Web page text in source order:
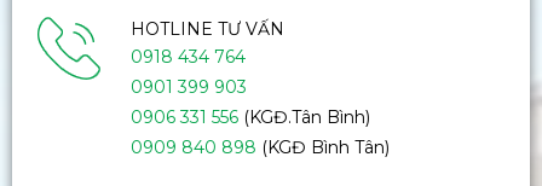
HOTLINE TƯ VẤN
0918 434 764
0901 399 903
0906 331 556(KGĐ.Tân Bình)
0909 840 898 (KGĐ Bình Tân)